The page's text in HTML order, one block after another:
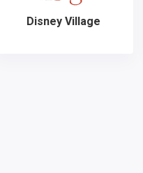
Disney Village